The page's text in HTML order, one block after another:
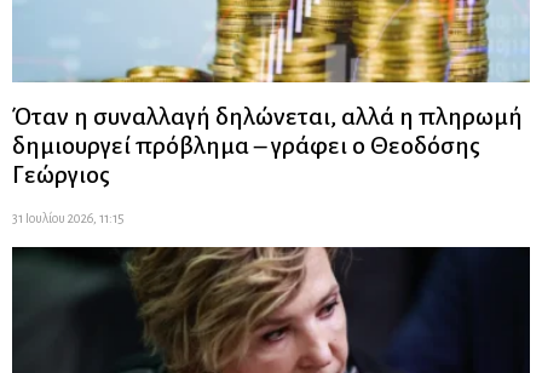
Όταν η συναλλαγή δηλώνεται, αλλά η πληρωμή
δημιουργεί πρόβλημα – γράφει ο Θεοδόσης
Γεώργιος
31 Ιουλίου 2026, 11:15